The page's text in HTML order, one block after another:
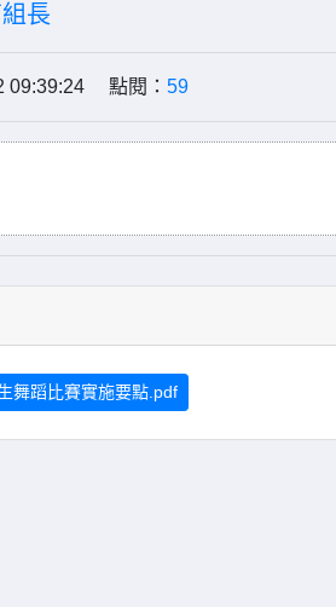
長
09:39:24 點閱： 59
舞蹈比賽實施要點.pdf